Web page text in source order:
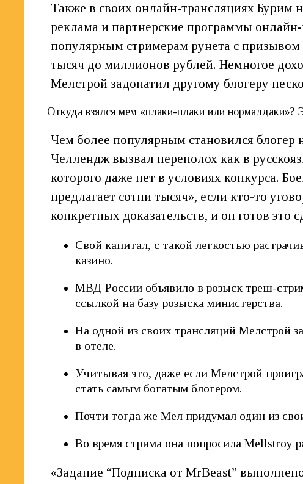
Также в своих онлайн-трансляциях Бурим
реклама и партнерские программы
популярным стримерам рунета с
тысяч до миллионов рублей. Немногое
Мелстрой задонатил другому блогеру
Откуда взялся мем «плаки-плаки или нормалдаки»?
Чем более популярным становился блогер
Челлендж вызвал переполох как в
которого даже нет в условиях конкурса.
предлагает сотни тысяч», если кто-то
конкретных доказательств, и он готов это
Свой капитал, с такой легкостью
казино.
МВД России объявило в розыск треш-
ссылкой на базу розыска министерства.
На одной из своих трансляций Мелстрой
в отеле.
Учитывая это, даже если Мелстрой
стать самым богатым блогером.
Почти тогда же Мел придумал один из
Во время стрима она попросила Mellstroy
«Задание “Подписка от MrBeast”